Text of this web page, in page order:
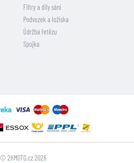
Filtry a díly sání
Podvozek a ložiska
Údržba řetězu
Spojka
© 2HMOTO.cz 2026